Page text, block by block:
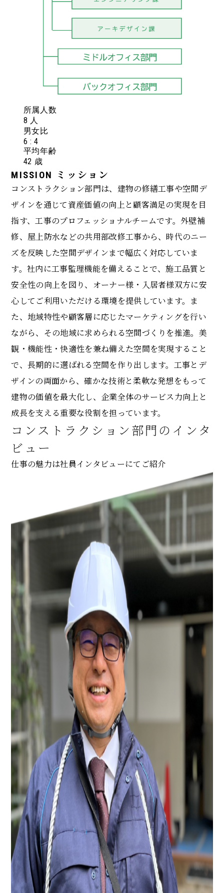
所属人数
8 人
男女比
6 : 4
平均年齢
42 歳
MISSION ミッション
コンストラクション部門は、建物の修繕工事や空間デ
ザインを通じて資産価値の向上と顧客満足の実現を目
指す、工事のプロフェッショナルチームです。外壁補
修、屋上防水などの共用部改修工事から、時代のニー
ズを反映した空間デザインまで幅広く対応していま
す。社内に工事監理機能を備えることで、施工品質と
安全性の向上を図り、オーナー様・入居者様双方に安
心してご利用いただける環境を提供しています。ま
た、地域特性や顧客層に応じたマーケティングを行い
ながら、その地域に求められる空間づくりを推進。美
観・機能性・快適性を兼ね備えた空間を実現すること
で、長期的に選ばれる空間を作り出します。工事とデ
ザインの両面から、確かな技術と柔軟な発想をもって
建物の価値を最大化し、企業全体のサービス力向上と
成長を支える重要な役割を担っています。
コンストラクション部門のインタ
ビュー
仕事の魅力は社員インタビューにてご紹介